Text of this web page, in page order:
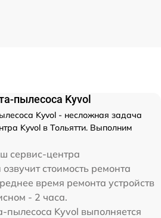
пылесоса Kyvol
Kyvol - несложная задача
Kyvol в Тольятти. Выполним
сервис-центра
стоимость ремонта
время ремонта устройств
- 2 часа.
пылесоса Kyvol выполняется